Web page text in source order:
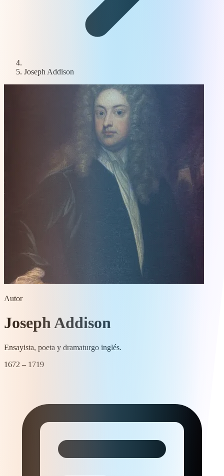
Joseph Addison
Autor
Joseph Addison
Ensayista, poeta y dramaturgo inglés.
1672 – 1719